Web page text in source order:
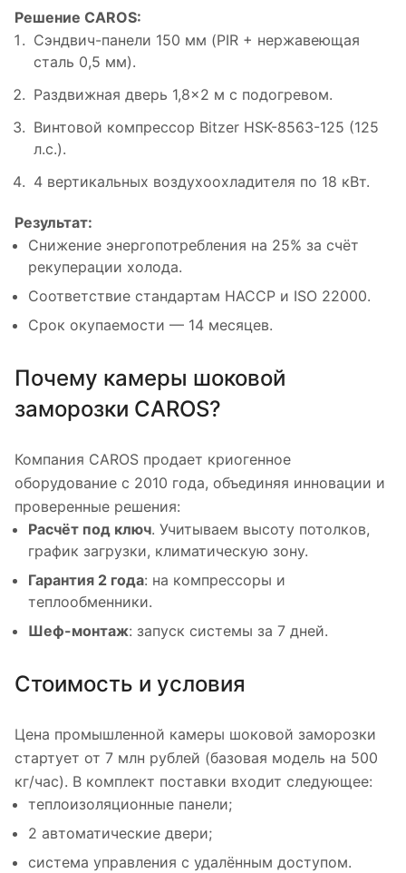
Решение CAROS:
Сэндвич-панели 150 мм (PIR + нержавеющая
сталь 0,5 мм).
Раздвижная дверь 1,8×2 м с подогревом.
Винтовой компрессор Bitzer HSK-8563-125 (125
л.с.).
4 вертикальных воздухоохладителя по 18 кВт.
Результат:
Снижение энергопотребления на 25% за счёт
рекуперации холода.
Соответствие стандартам HACCP и ISO 22000.
Срок окупаемости — 14 месяцев.
Почему камеры шоковой
заморозки CAROS?
Компания CAROS продает криогенное
оборудование с 2010 года, объединяя инновации и
проверенные решения:
Расчёт под ключ. Учитываем высоту потолков,
график загрузки, климатическую зону.
Гарантия 2 года: на компрессоры и
теплообменники.
Шеф-монтаж: запуск системы за 7 дней.
Стоимость и условия
Цена промышленной камеры шоковой заморозки
стартует от 7 млн рублей (базовая модель на 500
кг/час). В комплект поставки входит следующее:
теплоизоляционные панели;
2 автоматические двери;
система управления с удалённым доступом.